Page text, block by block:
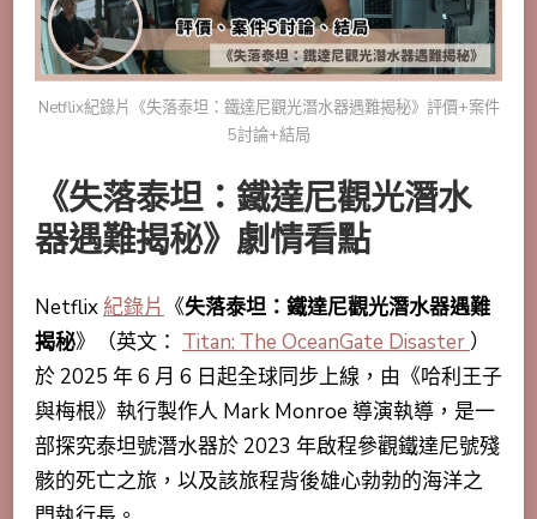
Netflix紀錄片《失落泰坦：鐵達尼觀光潛水器遇難揭秘》評價+案件
5討論+結局
《失落泰坦：鐵達尼觀光潛水
器遇難揭秘》劇情看點
Netflix 紀錄片 《失落泰坦：鐵達尼觀光潛水器遇難
揭秘》（英文： Titan: The OceanGate Disaster ）
於 2025 年 6 月 6 日起全球同步上線，由《哈利王子
與梅根》執行製作人 Mark Monroe 導演執導，是一
部探究泰坦號潛水器於 2023 年啟程參觀鐵達尼號殘
骸的死亡之旅，以及該旅程背後雄心勃勃的海洋之